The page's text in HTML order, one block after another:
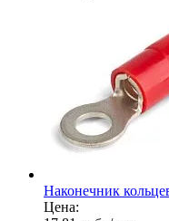
Наконечник
Цена: